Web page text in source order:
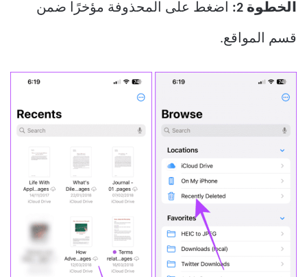
الخطوة 2: اضغط على المحذوفة مؤخرًا ضمن
قسم المواقع.